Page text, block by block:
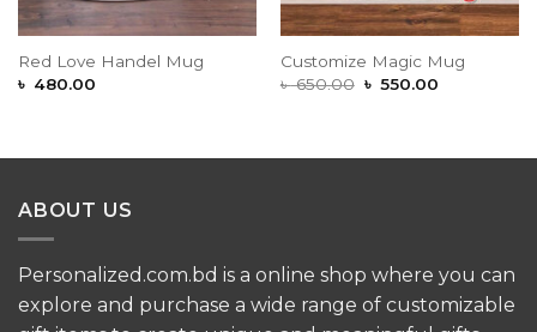
Red Love Handel Mug
৳ 480.00
Customize Magic Mug
৳650.00 Original
৳ 550.00Current
ABOUT US
Personalized.com.bd is a online shop where you can
explore and purchase a wide range of customizable